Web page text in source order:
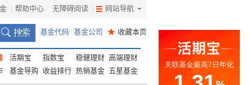
帮助中心 无障碍阅读 网站导航
基金代码 基金公司 ★ 收藏本页
活期宝 指数宝 稳健理财 高端理财
基金导购 收益排行 热销基金 五星基金